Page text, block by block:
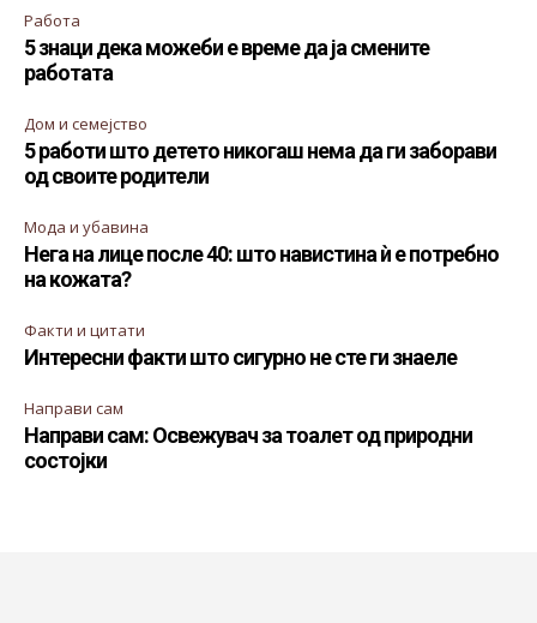
Работа
5 знаци дека можеби е време да ја смените
работата
Дом и семејство
5 работи што детето никогаш нема да ги заборави
од своите родители
Мода и убавина
Нега на лице после 40: што навистина ѝ е потребно
на кожата?
Факти и цитати
Интересни факти што сигурно не сте ги знаеле
Направи сам
Направи сам: Освежувач за тоалет од природни
состојки